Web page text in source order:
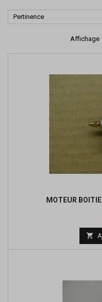
Pertinence
Affichage
MOTEUR
